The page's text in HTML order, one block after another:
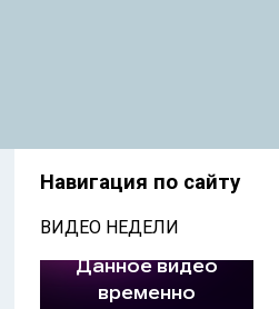
Навигация по сайту
ВИДЕО НЕДЕЛИ